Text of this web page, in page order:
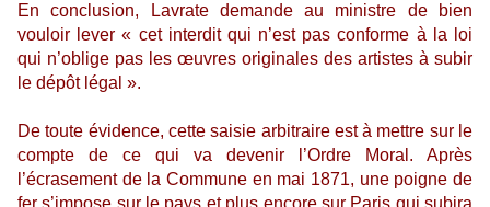
En conclusion, Lavrate demande au ministre de bien
vouloir lever « cet interdit qui n’est pas conforme à la loi
qui n’oblige pas les œuvres originales des artistes à subir
le dépôt légal ».
De toute évidence, cette saisie arbitraire est à mettre sur le
compte de ce qui va devenir l’Ordre Moral. Après
l’écrasement de la Commune en mai 1871, une poigne de